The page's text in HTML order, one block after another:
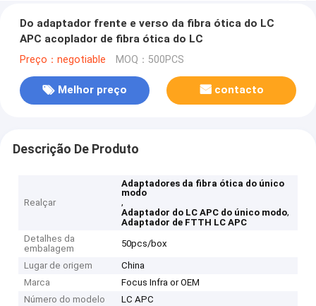
Do adaptador frente e verso da fibra ótica do LC
APC acoplador de fibra ótica do LC
Preço：negotiable MOQ：500PCS
Melhor preço contacto
Descrição De Produto
Realçar
Adaptadores da fibra ótica do único
modo
,
Adaptador do LC APC do único modo,
Adaptador de FTTH LC APC
Detalhes da
embalagem
50pcs/box
Lugar de origem
China
Marca
Focus Infra or OEM
Número do modelo
LC APC